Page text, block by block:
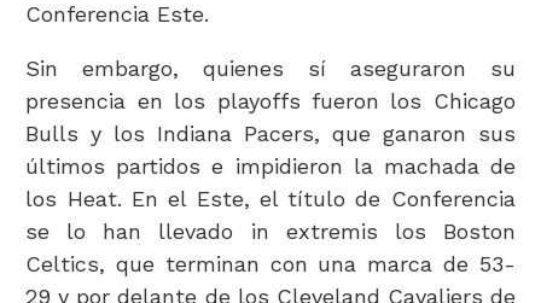
Conferencia Este.
Sin embargo, quienes sí aseguraron su
presencia en los playoffs fueron los Chicago
Bulls y los Indiana Pacers, que ganaron sus
últimos partidos e impidieron la machada de
los Heat. En el Este, el título de Conferencia
se lo han llevado in extremis los Boston
Celtics, que terminan con una marca de 53-
29 y por delante de los Cleveland Cavaliers de